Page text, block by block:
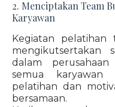
2. Menciptakan Team
Karyawan
Kegiatan pelatihan
mengikutsertakan
dalam
semua karyawan
pelatihan dan
bersamaan.